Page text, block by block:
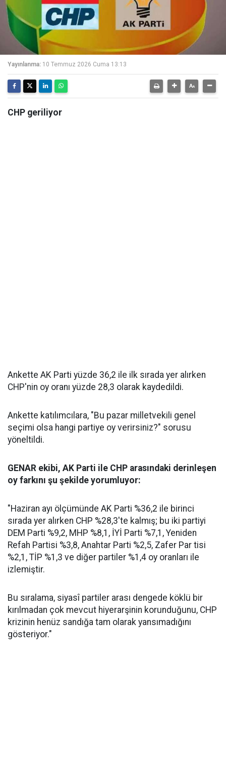
Yayınlanma: 10 Temmuz 2026 Cuma 13:13
CHP geriliyor
Ankette AK Parti yüzde 36,2 ile ilk sırada yer alırken
CHP'nin oy oranı yüzde 28,3 olarak kaydedildi.
Ankette katılımcılara, "Bu pazar milletvekili genel
seçimi olsa hangi partiye oy verirsiniz?" sorusu
yöneltildi.
GENAR ekibi, AK Parti ile CHP arasındaki derinleşen
oy farkını şu şekilde yorumluyor:
"Haziran ayı ölçümünde AK Parti %36,2 ile birinci
sırada yer alırken CHP %28,3'te kalmış; bu iki partiyi
DEM Parti %9,2, MHP %8,1, İYİ Parti %7,1, Yeniden
Refah Partisi %3,8, Anahtar Parti %2,5, Zafer Par tisi
%2,1, TİP %1,3 ve diğer partiler %1,4 oy oranları ile
izlemiştir.
Bu sıralama, siyasî partiler arası dengede köklü bir
kırılmadan çok mevcut hiyerarşinin korunduğunu, CHP
krizinin henüz sandığa tam olarak yansımadığını
gösteriyor."